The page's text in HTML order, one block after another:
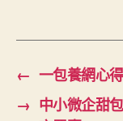
← 一包養網心得
→ 中小微企甜